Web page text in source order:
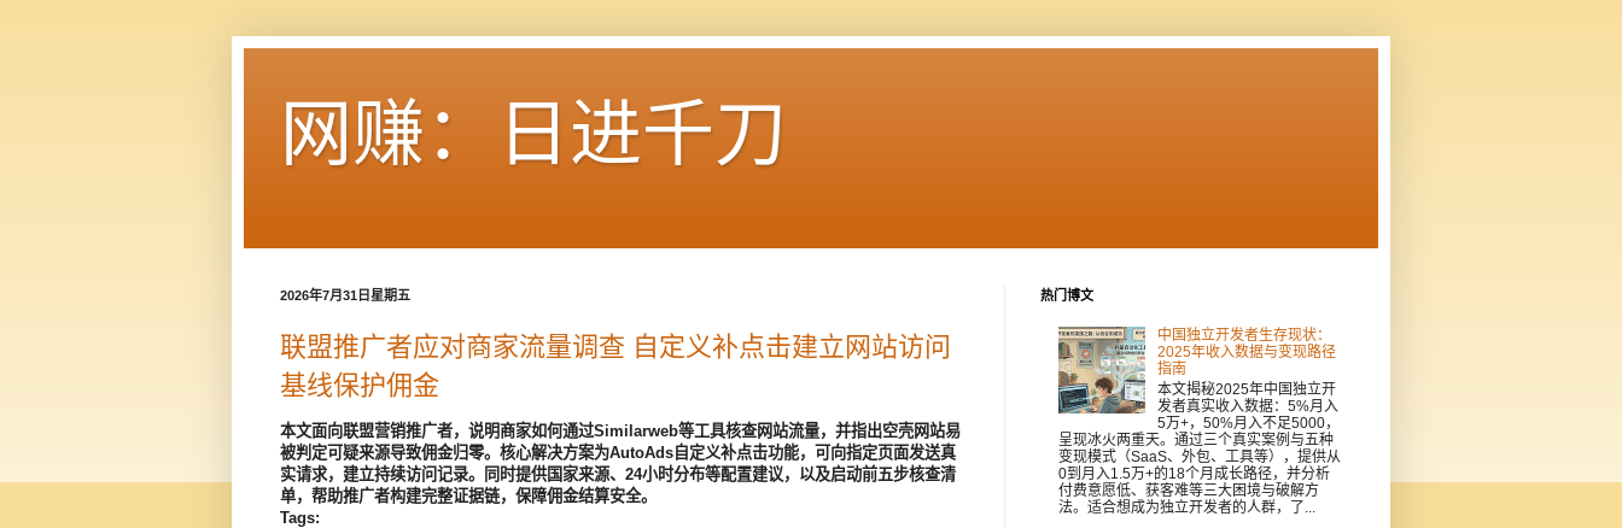
网赚：日进千刀
2026年7月31日星期五
联盟推广者应对商家流量调查 自定义补点击建立网站访问
基线保护佣金
本文面向联盟营销推广者，说明商家如何通过Similarweb等工具核查网站流量，并指出空壳网站易
被判定可疑来源导致佣金归零。核心解决方案为AutoAds自定义补点击功能，可向指定页面发送真
实请求，建立持续访问记录。同时提供国家来源、24小时分布等配置建议，以及启动前五步核查清
单，帮助推广者构建完整证据链，保障佣金结算安全。
Tags:
热门博文
中国独立开发者生存现状：
2025年收入数据与变现路径
指南
本文揭秘2025年中国独立开
发者真实收入数据：5%月入
5万+，50%月入不足5000，
呈现冰火两重天。通过三个真实案例与五种
变现模式（SaaS、外包、工具等），提供从
0到月入1.5万+的18个月成长路径，并分析
付费意愿低、获客难等三大困境与破解方
法。适合想成为独立开发者的人群，了...